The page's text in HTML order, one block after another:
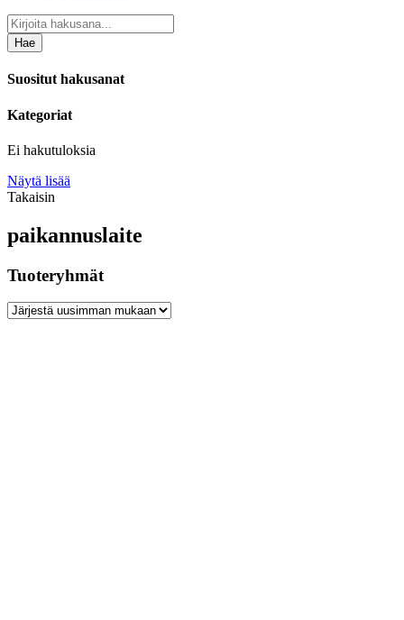
Hae
Suositut hakusanat
Kategoriat
Ei hakutuloksia
Näytä lisää
Takaisin
paikannuslaite
Tuoteryhmät